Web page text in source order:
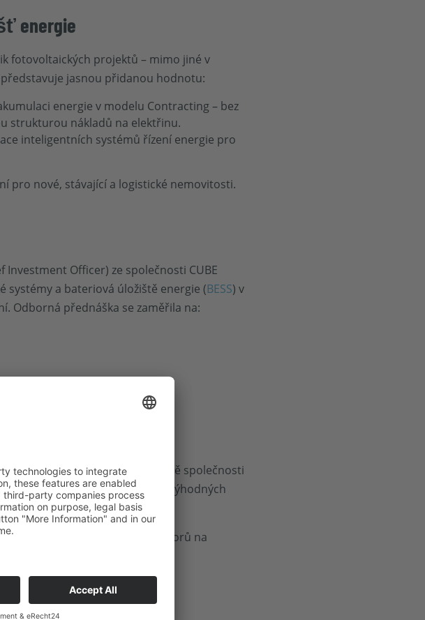
energie
fotovoltaických projektů – mimo jiné v
jasnou přidanou hodnotu:
energie v modelu Contracting – bez
strukturou nákladů na elektřinu.
inteligentních systémů řízení energie pro
pro nové, stávající a logistické nemovitosti.
Officer) ze společnosti CUBE
systémy a bateriová úložiště energie (BESS) v
Odborná přednáška se zaměřila na:
a CUBE CONCEPTS. Obě společnosti
lokalit pomocí ekonomicky výhodných
a zajímavou výměnou názorů na